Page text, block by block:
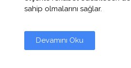
sahip olmalarını sağlar.
Devamını Oku